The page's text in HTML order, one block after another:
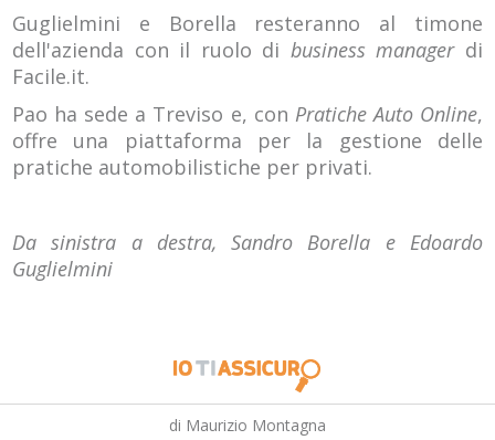
Guglielmini e Borella resteranno al timone
dell'azienda con il ruolo di business manager di
Facile.it.
Pao ha sede a Treviso e, con Pratiche Auto Online,
offre una piattaforma per la gestione delle
pratiche automobilistiche per privati.
Da sinistra a destra, Sandro Borella e Edoardo
Guglielmini
di Maurizio Montagna